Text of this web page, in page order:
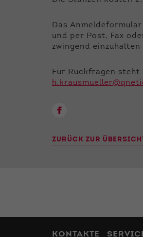
Das
und per Post, Fax
zwingend
Für Rückfragen
ZURÜCK ZUR
KONTAKTE